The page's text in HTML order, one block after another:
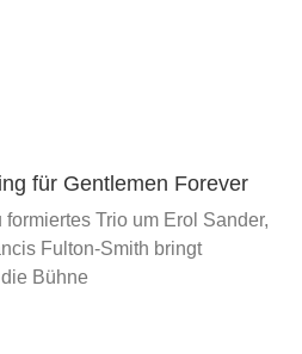
für Gentlemen Forever
Trio um Erol Sander,
Fulton-Smith bringt
Bühne